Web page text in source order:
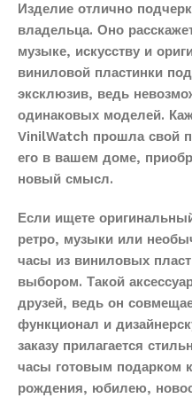
Изделие отлично
владельца. Оно
музыке, искусству и
виниловой пластинки
эксклюзив, ведь
одинаковых моделей.
VinilWatch прошла свой
его в вашем доме,
новый смысл.
Если ищете
ретро, музыки или
часы из виниловых
выбором. Такой
друзей, ведь он
функционал и
заказу прилагается
часы готовым подарком
рождения, юбилею,